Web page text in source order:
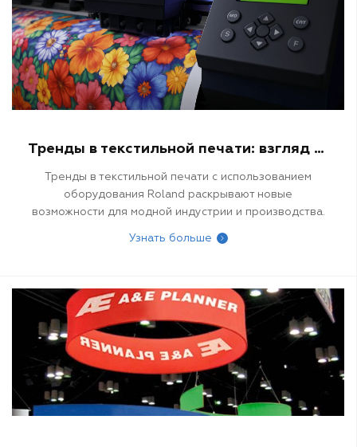
рассматривают возможности применения таких
решений, как новые сублимационные
флуоресцентные чернила Roland, следующий обзор
интересен обсуждением этой тенденции и
предлагает некоторые вдохновляющие примеры
модных направлений в создании спортивной и
Тренды в текстильной печати: взгляд с Roland
Тренды в текстильной печати с использованием
оборудования Roland раскрывают новые
возможности для модной индустрии и производства.
высококачественные и яркие изображения на
Узнать больше